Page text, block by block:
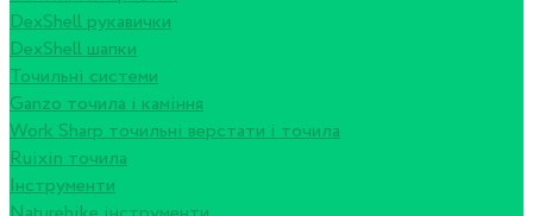
DexShell рукавички
DexShell шапки
Точильні системи
Ganzo точила і каміння
Work Sharp точильні верстати і точила
Ruixin точила
Інструменти